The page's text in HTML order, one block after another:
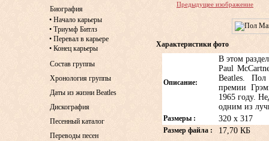
Предыдущее изображение
Характеристики фото
Описание:
В этом
Paul
Beatles. Пол
премии
1965 году.
одним из
Размеры : 320 x 317
Размер файла : 17,70 КБ
Биография
• Начало карьеры
• Триумф Битлз
• Перевал в карьере
• Конец карьеры
Состав группы
Хронология группы
Даты из жизни Beatles
Дискография
Песенный каталог
Переводы песен